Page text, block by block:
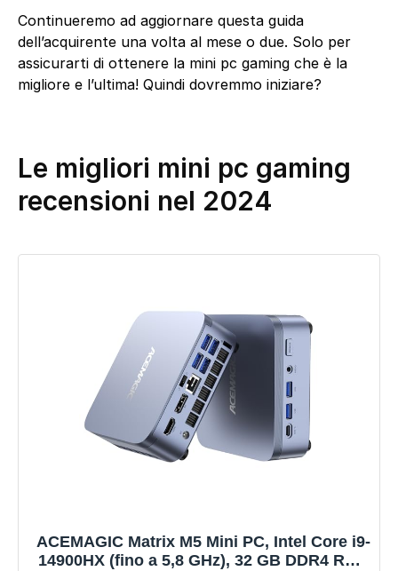
Continueremo ad aggiornare questa guida
dell’acquirente una volta al mese o due. Solo per
assicurarti di ottenere la mini pc gaming che è la
migliore e l’ultima! Quindi dovremmo iniziare?
Le migliori mini pc gaming
recensioni nel 2024
ACEMAGIC Matrix M5 Mini PC, Intel Core i9-
14900HX (fino a 5,8 GHz), 32 GB DDR4 RAM